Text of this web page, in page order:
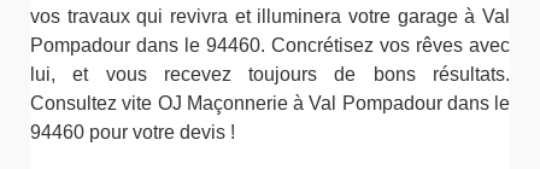
vos travaux qui revivra et illuminera votre garage à Val
Pompadour dans le 94460. Concrétisez vos rêves avec
lui, et vous recevez toujours de bons résultats.
Consultez vite OJ Maçonnerie à Val Pompadour dans le
94460 pour votre devis !